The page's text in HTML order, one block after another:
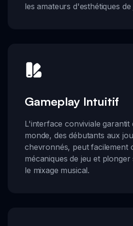
les amateurs d'esthétiques de
Gameplay Intuitif
L'interface conviviale garantit
monde, des débutants aux
chevronnés, peut facilement
mécaniques de jeu et
le mixage musical.